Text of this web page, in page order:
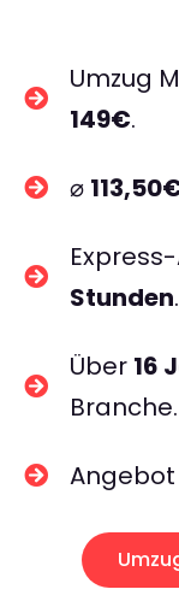
Umzug
149€.
⌀
Stunden.
Über 16
Branche.
Angebot